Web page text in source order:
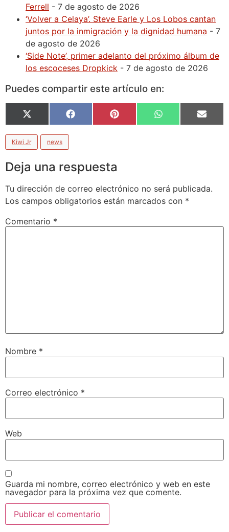
Ferrell - 7 de agosto de 2026
‘Volver a Celaya’. Steve Earle y Los Lobos cantan
juntos por la inmigración y la dignidad humana - 7
de agosto de 2026
‘Side Note’, primer adelanto del próximo álbum de
los escoceses Dropkick - 7 de agosto de 2026
Puedes compartir este artículo en:
X
(Twitter)
Facebook Pinterest WhatsApp Email
Kiwi Jr news
Deja una respuesta
Tu dirección de correo electrónico no será publicada.
Los campos obligatorios están marcados con *
Comentario *
Nombre *
Correo electrónico *
Web
Guarda mi nombre, correo electrónico y web en este
navegador para la próxima vez que comente.